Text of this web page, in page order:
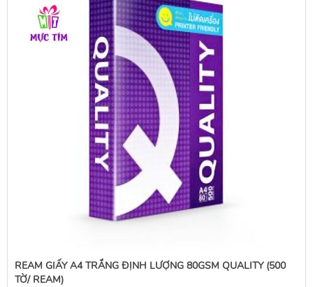
REAM GIẤY A4 TRẮNG ĐỊNH LƯỢNG 80GSM QUALITY (500
TỜ/ REAM)